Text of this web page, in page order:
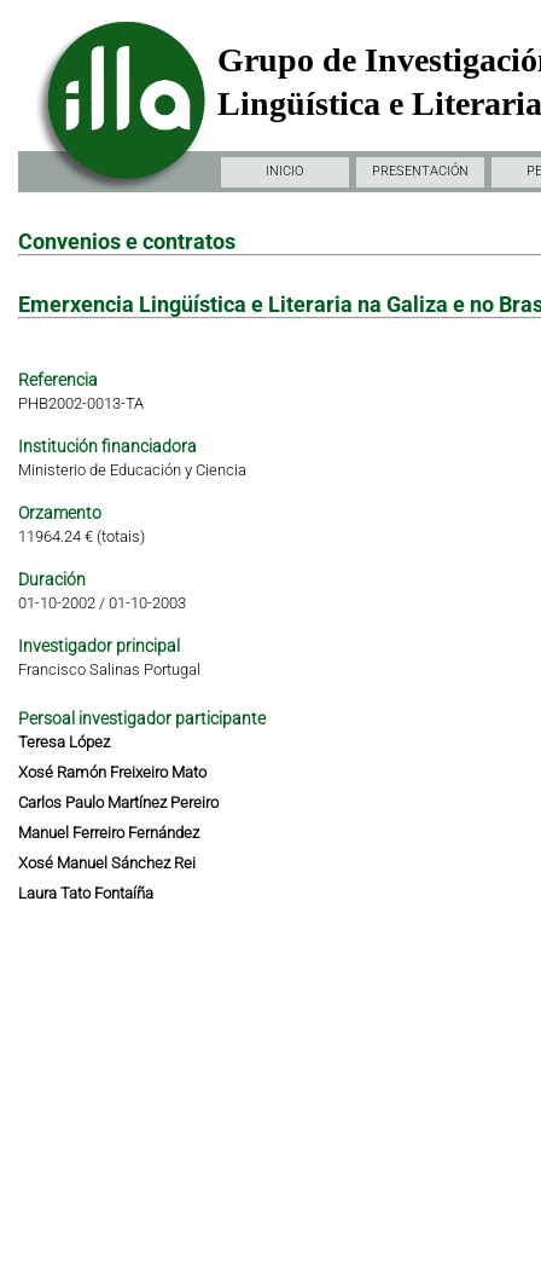
Grupo de
Lingüística e
INICIO PRESENTACIÓN
Convenios e contratos
Emerxencia Lingüística e Literaria na Galiza e no
Referencia
PHB2002-0013-TA
Institución financiadora
Ministerio de Educación y Ciencia
Orzamento
11964.24 € (totais)
Duración
01-10-2002 /01-10-2003
Investigador principal
Francisco Salinas Portugal
Persoal investigador participante
Teresa López
Xosé Ramón Freixeiro Mato
Carlos Paulo Martínez Pereiro
Manuel Ferreiro Fernández
Xosé Manuel Sánchez Rei
Laura Tato Fontaíña